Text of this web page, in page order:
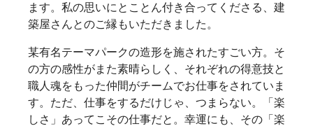
ます。私の思いにとことん付き合ってくださる、建
築屋さんとのご縁もいただきました。
某有名テーマパークの造形を施されたすごい方。そ
の方の感性がまた素晴らしく、それぞれの得意技と
職人魂をもった仲間がチームでお仕事をされていま
す。ただ、仕事をするだけじゃ、つまらない。「楽
しさ」あってこその仕事だと。幸運にも、その「楽